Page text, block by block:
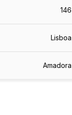
146
Lisboa
Amadora